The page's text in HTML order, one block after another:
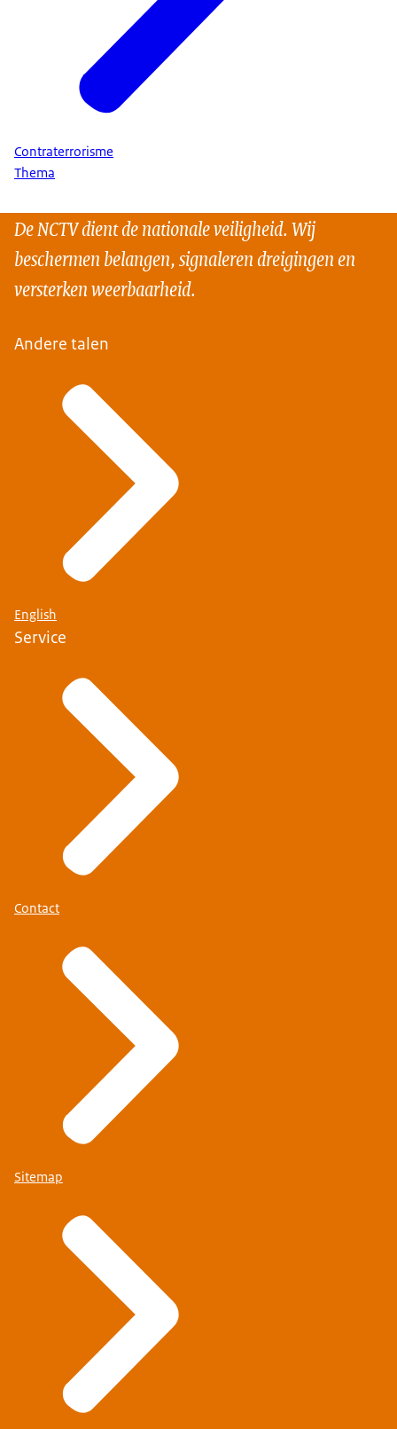
Contraterrorisme
Thema
De NCTV dient de nationale veiligheid. Wij
beschermen belangen, signaleren dreigingen en
versterken weerbaarheid.
Andere talen
English
Service
Contact
Sitemap